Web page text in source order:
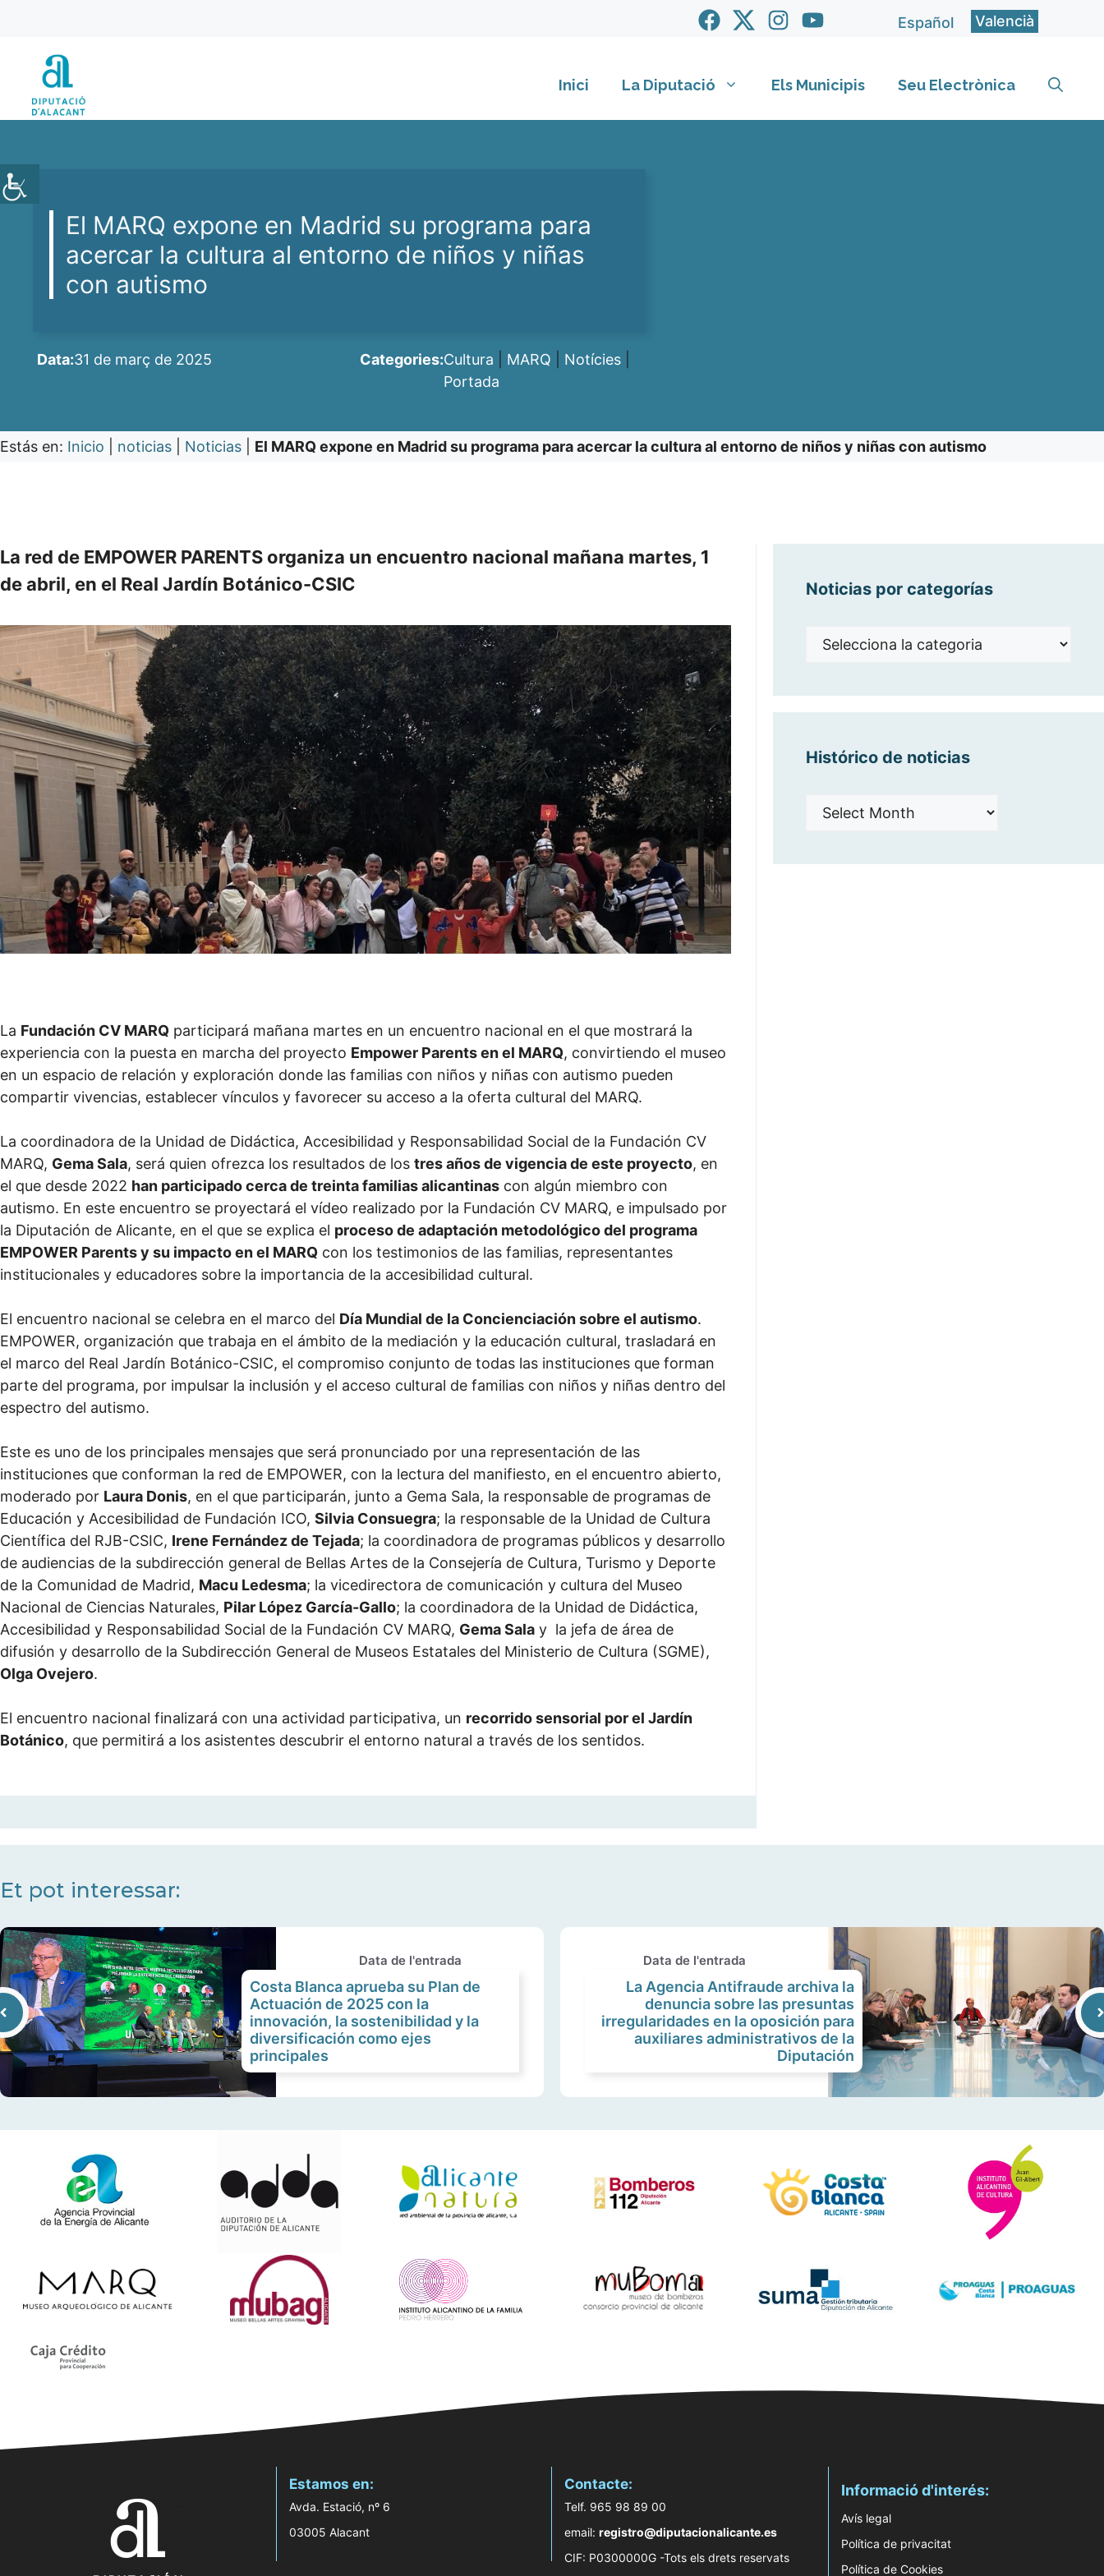
contingut
Español Valencià
Inici La Diputació Els Municipis Seu Electrònica
El MARQ expone en Madrid su programa para
acercar la cultura al entorno de niños y niñas
con autismo
Data:31 de març de 2025 Categories:Cultura MARQ Notícies
Portada
Estás en: Inicio noticias Noticias El MARQ expone en Madrid su programa para acercar la cultura al entorno de niños y niñas con autismo
La red de EMPOWER PARENTS organiza un encuentro nacional mañana martes, 1
de abril, en el Real Jardín Botánico-CSIC
La Fundación CV MARQ participará mañana martes en un encuentro nacional en el que mostrará la
experiencia con la puesta en marcha del proyecto Empower Parents en el MARQ, convirtiendo el museo
en un espacio de relación y exploración donde las familias con niños y niñas con autismo pueden
compartir vivencias, establecer vínculos y favorecer su acceso a la oferta cultural del MARQ.
La coordinadora de la Unidad de Didáctica, Accesibilidad y Responsabilidad Social de la Fundación CV
MARQ, Gema Sala, será quien ofrezca los resultados de los tres años de vigencia de este proyecto, en
el que desde 2022 han participado cerca de treinta familias alicantinas con algún miembro con
autismo. En este encuentro se proyectará el vídeo realizado por la Fundación CV MARQ, e impulsado por
la Diputación de Alicante, en el que se explica el proceso de adaptación metodológico del programa
EMPOWER Parents y su impacto en el MARQ con los testimonios de las familias, representantes
institucionales y educadores sobre la importancia de la accesibilidad cultural.
El encuentro nacional se celebra en el marco del Día Mundial de la Concienciación sobre el autismo.
EMPOWER, organización que trabaja en el ámbito de la mediación y la educación cultural, trasladará en
el marco del Real Jardín Botánico-CSIC, el compromiso conjunto de todas las instituciones que forman
parte del programa, por impulsar la inclusión y el acceso cultural de familias con niños y niñas dentro del
espectro del autismo.
Este es uno de los principales mensajes que será pronunciado por una representación de las
instituciones que conforman la red de EMPOWER, con la lectura del manifiesto, en el encuentro abierto,
moderado por Laura Donis, en el que participarán, junto a Gema Sala, la responsable de programas de
Educación y Accesibilidad de Fundación ICO, Silvia Consuegra; la responsable de la Unidad de Cultura
Científica del RJB-CSIC, Irene Fernández de Tejada; la coordinadora de programas públicos y desarrollo
de audiencias de la subdirección general de Bellas Artes de la Consejería de Cultura, Turismo y Deporte
de la Comunidad de Madrid, Macu Ledesma; la vicedirectora de comunicación y cultura del Museo
Nacional de Ciencias Naturales, Pilar López García-Gallo; la coordinadora de la Unidad de Didáctica,
Accesibilidad y Responsabilidad Social de la Fundación CV MARQ, Gema Sala y la jefa de área de
difusión y desarrollo de la Subdirección General de Museos Estatales del Ministerio de Cultura (SGME),
Olga Ovejero.
El encuentro nacional finalizará con una actividad participativa, un recorrido sensorial por el Jardín
Botánico, que permitirá a los asistentes descubrir el entorno natural a través de los sentidos.
Noticias por categorías
Noticias
Histórico de noticias
Histórico
Et pot interessar:
Data de l'entrada
Costa Blanca aprueba su Plan de
Actuación de 2025 con la
innovación, la sostenibilidad y la
diversificación como ejes
principales
Data de l'entrada
La Agencia Antifraude archiva la
denuncia sobre las presuntas
irregularidades en la oposición para
auxiliares administrativos de la
Diputación
Estamos en:
Avda. Estació, nº 6
03005 Alacant
Contacte:
Telf. 965 98 89 00
email: registro@diputacionalicante.es
CIF: P0300000G -Tots els drets reservats
Informació d'interés:
Avís legal
Política de privacitat
Política de Cookies